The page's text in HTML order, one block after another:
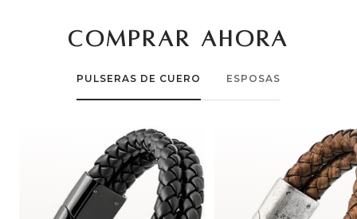
COMPRAR AHORA
PULSERAS DE CUERO ESPOSAS